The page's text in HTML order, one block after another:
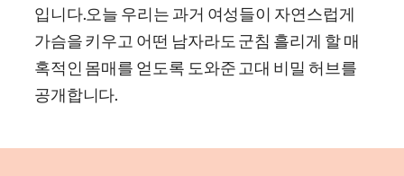
입니다.오늘 우리는 과거 여성들이 자연스럽게
가슴을 키우고 어떤 남자라도 군침 흘리게 할 매
혹적인 몸매를 얻도록 도와준 고대 비밀 허브를
공개합니다.